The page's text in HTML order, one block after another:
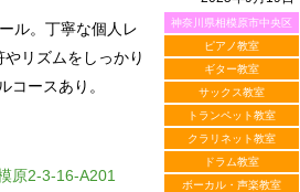
神奈川県相模原市中央区
ピアノ教室
ギター教室
サックス教室
トランペット教室
クラリネット教室
ドラム教室
ボーカル・声楽教室
ル。丁寧な個人レ
リズムをしっかり
コースあり。
原2-3-16-A201